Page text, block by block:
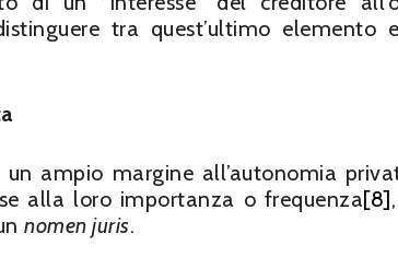
tra quest’ultimo elemento
ampio margine all’autonomia
alla loro importanza o frequenza[8]
nomen juris.